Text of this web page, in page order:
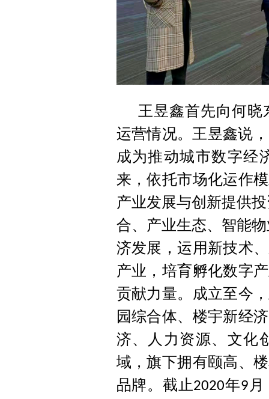
王昱鑫首先向何晓
运营情况。 王昱鑫说，
成为推动城市数字经
来，依托市场化运作
产业发展与创新提供
合、产业生态、智能
济发展，运用新技术
产业，培育孵化数字
贡献力量。成立至今
园综合体、楼宇新经
济、人力资源、文化
域，旗下拥有颐高、
品牌。截止2020年9